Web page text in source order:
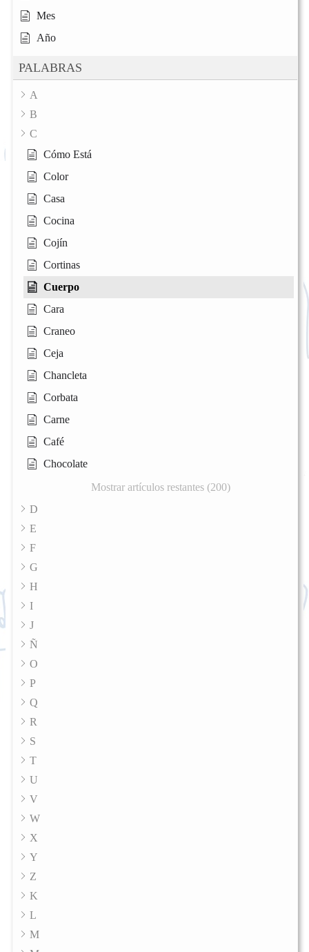
Mes
Año
PALABRAS
A
B
C
Cómo Está
Color
Casa
Cocina
Cojín
Cortinas
Cuerpo
Cara
Craneo
Ceja
Chancleta
Corbata
Carne
Café
Chocolate
Mostrar artículos restantes (200)
D
E
F
G
H
I
J
Ñ
O
P
Q
R
S
T
U
V
W
X
Y
Z
K
L
M